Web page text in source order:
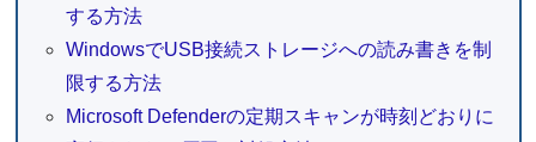
する方法
WindowsでUSB接続ストレージへの読み書きを制
限する方法
Microsoft Defenderの定期スキャンが時刻どおりに